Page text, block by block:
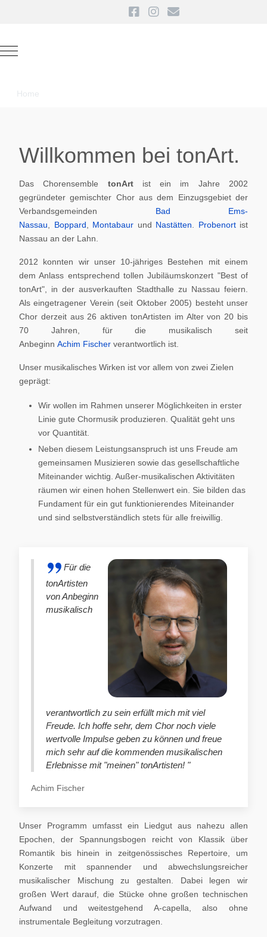
Mobile Menu Toggle
Home
Willkommen bei tonArt.
Das Chorensemble tonArt ist ein im Jahre 2002
gegründeter gemischter Chor aus dem Einzugsgebiet der
Verbandsgemeinden Bad Ems-
Nassau
Boppard Montabaur und Nastätten Probenortist
Nassau an der Lahn.
2012 konnten wir unser 10-jähriges Bestehen mit einem
dem Anlass entsprechend tollen Jubiläumskonzert "Best of
tonArt", in der ausverkauften Stadthalle zu Nassau feiern.
Als eingetragener Verein (seit Oktober 2005) besteht unser
Chor derzeit aus 26 aktiven tonArtisten im Alter von 20 bis
70 Jahren, für die musikalisch seit
Anbeginn Achim Fischer verantwortlich ist.
Unser musikalisches Wirken ist vor allem von zwei Zielen
geprägt:
Wir wollen im Rahmen unserer Möglichkeiten in erster
Linie gute Chormusik produzieren. Qualität geht uns
vor Quantität.
Neben diesem Leistungsanspruch ist uns Freude am
gemeinsamen Musizieren sowie das gesellschaftliche
Miteinander wichtig. Außer-musikalischen Aktivitäten
räumen wir einen hohen Stellenwert ein. Sie bilden das
Fundament für ein gut funktionierendes Miteinander
und sind selbstverständlich stets für alle freiwillig.
Für die
tonArtisten
von Anbeginn
musikalisch
verantwortlich zu sein erfüllt mich mit viel
Freude. Ich hoffe sehr, dem Chor noch viele
wertvolle Impulse geben zu können und freue
mich sehr auf die kommenden musikalischen
Erlebnisse mit "meinen" tonArtisten! "
Achim Fischer
Unser Programm umfasst ein Liedgut aus nahezu allen
Epochen, der Spannungsbogen reicht von Klassik über
Romantik bis hinein in zeitgenössisches Repertoire, um
Konzerte mit spannender und abwechslungsreicher
musikalischer Mischung zu gestalten. Dabei legen wir
großen Wert darauf, die Stücke ohne großen technischen
Aufwand und weitestgehend A-capella, also ohne
instrumentale Begleitung vorzutragen.